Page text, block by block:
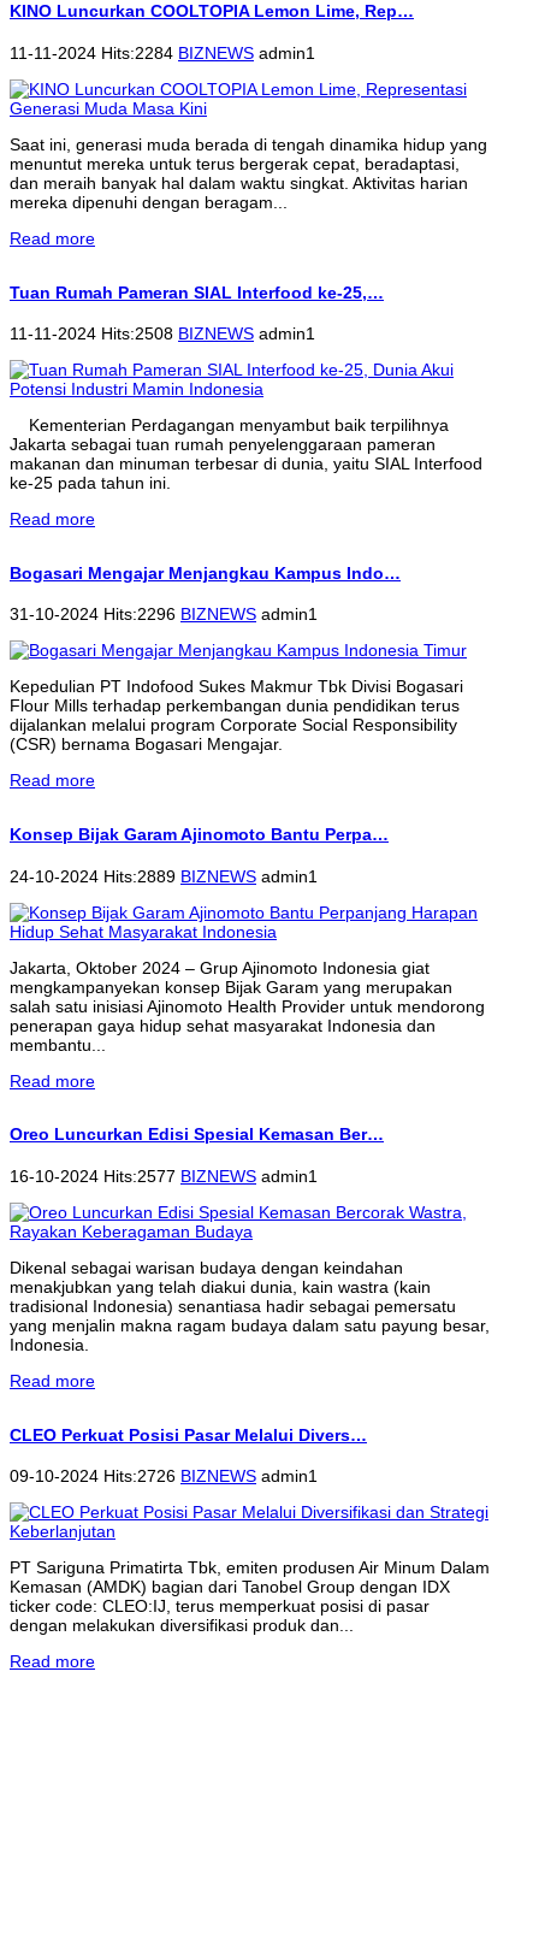
KINO Luncurkan COOLTOPIA Lemon Lime, Rep…
11-11-2024 Hits:2284 BIZNEWS admin1
Saat ini, generasi muda berada di tengah dinamika hidup yang
menuntut mereka untuk terus bergerak cepat, beradaptasi,
dan meraih banyak hal dalam waktu singkat. Aktivitas harian
mereka dipenuhi dengan beragam...
Read more
Tuan Rumah Pameran SIAL Interfood ke-25,…
11-11-2024 Hits:2508 BIZNEWS admin1
Kementerian Perdagangan menyambut baik terpilihnya
Jakarta sebagai tuan rumah penyelenggaraan pameran
makanan dan minuman terbesar di dunia, yaitu SIAL Interfood
ke-25 pada tahun ini.
Read more
Bogasari Mengajar Menjangkau Kampus Indo…
31-10-2024 Hits:2296 BIZNEWS admin1
Kepedulian PT Indofood Sukes Makmur Tbk Divisi Bogasari
Flour Mills terhadap perkembangan dunia pendidikan terus
dijalankan melalui program Corporate Social Responsibility
(CSR) bernama Bogasari Mengajar.
Read more
Konsep Bijak Garam Ajinomoto Bantu Perpa…
24-10-2024 Hits:2889 BIZNEWS admin1
Jakarta, Oktober 2024 – Grup Ajinomoto Indonesia giat
mengkampanyekan konsep Bijak Garam yang merupakan
salah satu inisiasi Ajinomoto Health Provider untuk mendorong
penerapan gaya hidup sehat masyarakat Indonesia dan
membantu...
Read more
Oreo Luncurkan Edisi Spesial Kemasan Ber…
16-10-2024 Hits:2577 BIZNEWS admin1
Dikenal sebagai warisan budaya dengan keindahan
menakjubkan yang telah diakui dunia, kain wastra (kain
tradisional Indonesia) senantiasa hadir sebagai pemersatu
yang menjalin makna ragam budaya dalam satu payung besar,
Indonesia.
Read more
CLEO Perkuat Posisi Pasar Melalui Divers…
09-10-2024 Hits:2726 BIZNEWS admin1
PT Sariguna Primatirta Tbk, emiten produsen Air Minum Dalam
Kemasan (AMDK) bagian dari Tanobel Group dengan IDX
ticker code: CLEO:IJ, terus memperkuat posisi di pasar
dengan melakukan diversifikasi produk dan...
Read more